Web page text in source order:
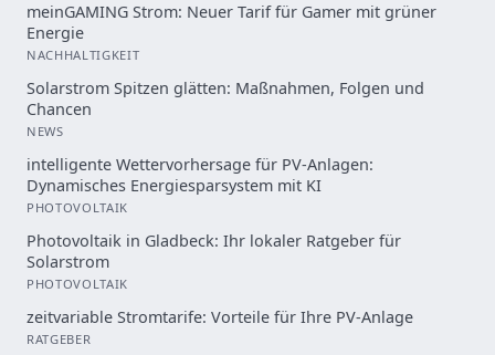
meinGAMING Strom: Neuer Tarif für Gamer mit grüner
Energie
NACHHALTIGKEIT
Solarstrom Spitzen glätten: Maßnahmen, Folgen und
Chancen
NEWS
intelligente Wettervorhersage für PV-Anlagen:
Dynamisches Energiesparsystem mit KI
PHOTOVOLTAIK
Photovoltaik in Gladbeck: Ihr lokaler Ratgeber für
Solarstrom
PHOTOVOLTAIK
zeitvariable Stromtarife: Vorteile für Ihre PV-Anlage
RATGEBER